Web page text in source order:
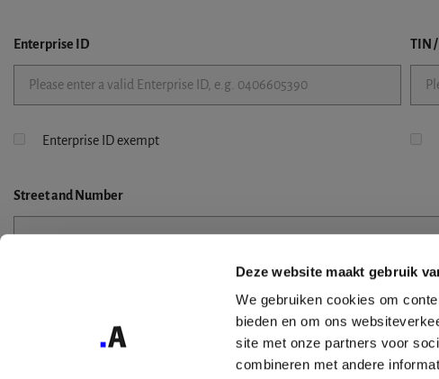
Deze website maakt gebruik
We gebruiken cookies om
bieden en om ons
site met onze partners voor
combineren met andere
Enterprise ID TIN /
Enterprise ID exempt
Streetand Number